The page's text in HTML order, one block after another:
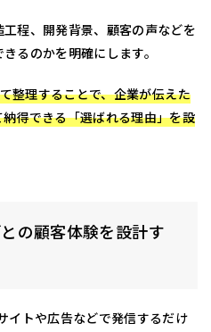
程、開発背景、顧客の声などを
るのかを明確にします。
整理することで、企業が伝えた
得できる「選ばれる理由」を設
の顧客体験を設計す
イトや広告などで発信するだけ